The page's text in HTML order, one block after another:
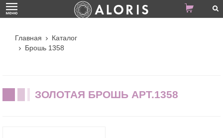
Главная
Каталог
Брошь 1358
ЗОЛОТАЯ БРОШЬ АРТ.1358